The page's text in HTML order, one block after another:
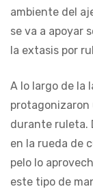
ambiente del
se va a apoyar
la extasis por
A lo largo de la
protagonizaron
durante ruleta.
en la rueda de
pelo lo
este tipo de